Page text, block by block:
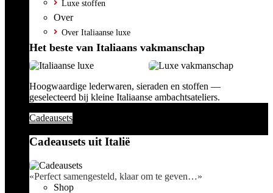
Luxe stoffen
Over
Over Italiaanse luxe
Het beste van Italiaans vakmanschap
Hoogwaardige lederwaren, sieraden en stoffen —
geselecteerd bij kleine Italiaanse ambachtsateliers.
Cadeausets
Cadeausets uit Italië
«Perfect samengesteld, klaar om te geven…»
Shop